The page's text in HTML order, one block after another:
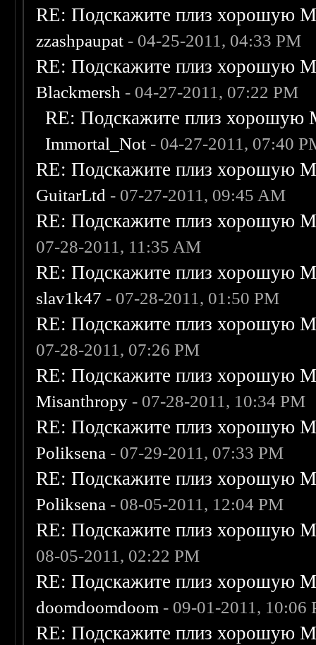
RE: Подскажите плиз хорошую
zzashpaupat - 04-25-2011, 04:33 PM
RE: Подскажите плиз хорошую
Blackmersh - 04-27-2011, 07:22 PM
RE: Подскажите плиз хорошую
Immortal_Not - 04-27-2011, 07:40
RE: Подскажите плиз хорошую
GuitarLtd - 07-27-2011, 09:45 AM
RE: Подскажите плиз хорошую
07-28-2011, 11:35 AM
RE: Подскажите плиз хорошую
slav1k47 - 07-28-2011, 01:50 PM
RE: Подскажите плиз хорошую
07-28-2011, 07:26 PM
RE: Подскажите плиз хорошую
Misanthropy - 07-28-2011, 10:34 PM
RE: Подскажите плиз хорошую
Poliksena - 07-29-2011, 07:33 PM
RE: Подскажите плиз хорошую
Poliksena - 08-05-2011, 12:04 PM
RE: Подскажите плиз хорошую
08-05-2011, 02:22 PM
RE: Подскажите плиз хорошую
doomdoomdoom - 09-01-2011, 10:06
RE: Подскажите плиз хорошую